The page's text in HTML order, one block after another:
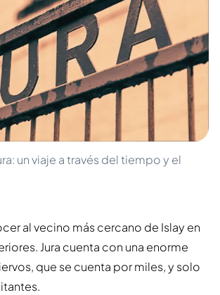
un viaje a través del tiempo y el
al vecino más cercano de Islay en
Jura cuenta con una enorme
que se cuenta por miles, y solo